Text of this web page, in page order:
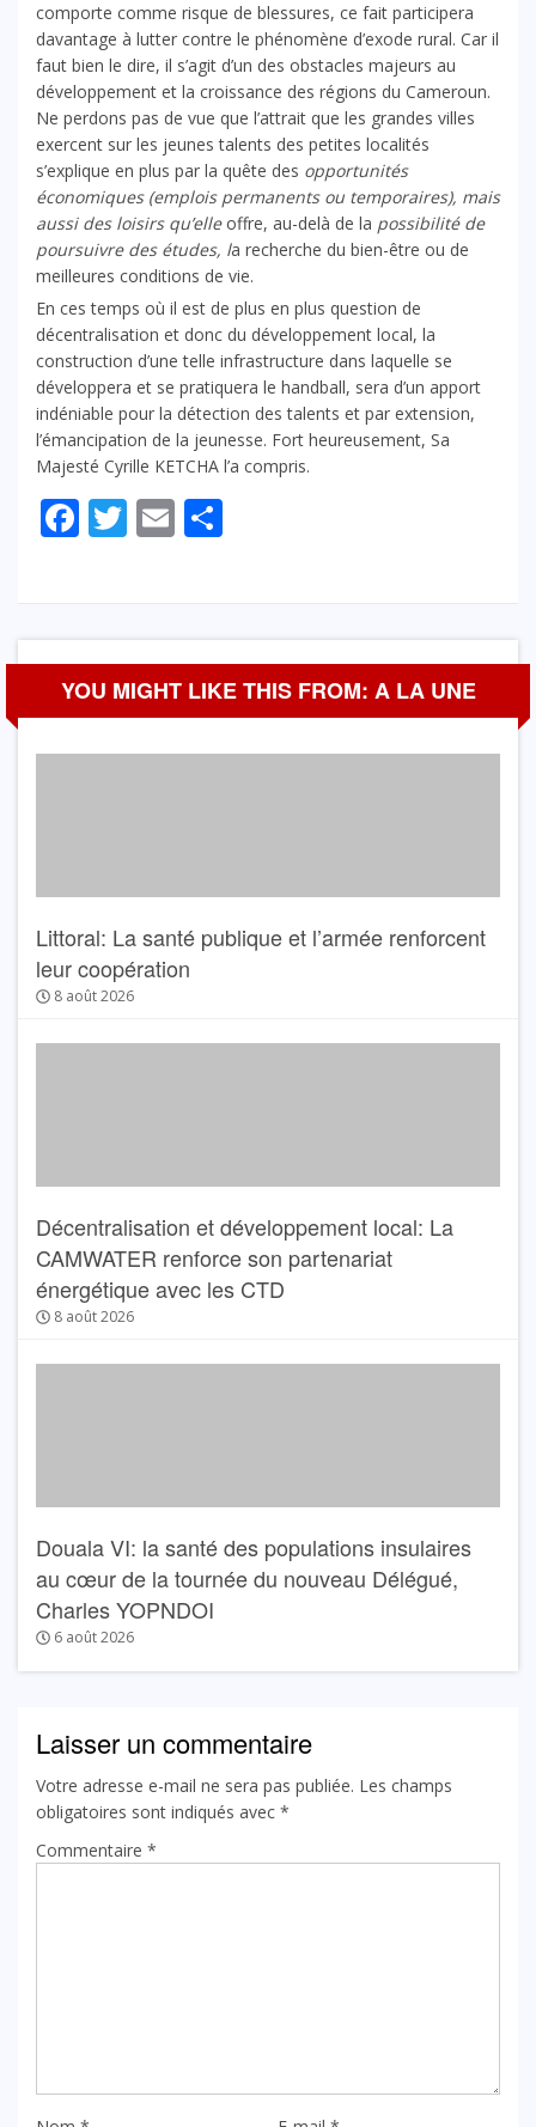
comporte comme risque de blessures, ce fait participera
davantage à lutter contre le phénomène d’exode rural. Car il
faut bien le dire, il s’agit d’un des obstacles majeurs au
développement et la croissance des régions du Cameroun.
Ne perdons pas de vue que l’attrait que les grandes villes
exercent sur les jeunes talents des petites localités
s’explique en plus par la quête des opportunités
économiques (emplois permanents ou temporaires), mais
aussi des loisirs qu’elleoffre, au-delà de la possibilité de
poursuivre des études, la recherche du bien-être ou de
meilleures conditions de vie.
En ces temps où il est de plus en plus question de
décentralisation et donc du développement local, la
construction d’une telle infrastructure dans laquelle se
développera et se pratiquera le handball, sera d’un apport
indéniable pour la détection des talents et par extension,
l’émancipation de la jeunesse. Fort heureusement, Sa
Majesté Cyrille KETCHA l’a compris.
Facebook
Twitter
Email
YOU MIGHT LIKE THIS FROM: A LA UNE
Littoral: La santé publique et l’armée renforcent
leur coopération
8 août 2026
Décentralisation et développement local: La
CAMWATER renforce son partenariat
énergétique avec les CTD
8 août 2026
Douala VI: la santé des populations insulaires
au cœur de la tournée du nouveau Délégué,
Charles YOPNDOI
6 août 2026
Laisser un commentaire
Votre adresse e-mail ne sera pas publiée. Les champs
obligatoires sont indiqués avec *
Commentaire *